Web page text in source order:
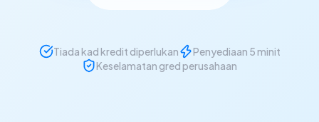
Tiada kad kredit diperlukan
Penyediaan 5 minit
Keselamatan gred perusahaan